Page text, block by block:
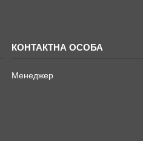
Менеджер